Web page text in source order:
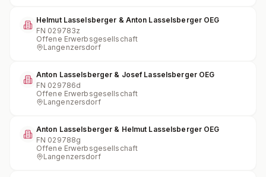
Helmut Lasselsberger & Anton Lasselsberger OEG
FN 029783z
Offene Erwerbsgesellschaft
Langenzersdorf
Anton Lasselsberger & Josef Lasselsberger OEG
FN 029786d
Offene Erwerbsgesellschaft
Langenzersdorf
Anton Lasselsberger & Helmut Lasselsberger OEG
FN 029788g
Offene Erwerbsgesellschaft
Langenzersdorf